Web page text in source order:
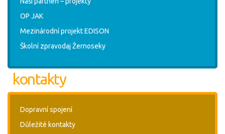
OP JAK
Mezinárodní projekt EDISON
Školní zpravodaj Žernoseky
kontakty
Dopravní spojení
Důležité kontakty